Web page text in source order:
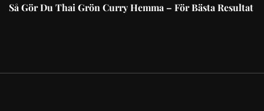
Så Gör Du Thai Grön Curry Hemma – För Bästa Resultat